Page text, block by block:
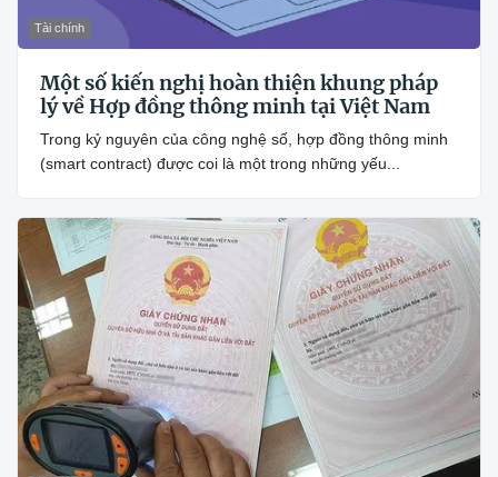
Tài chính
Một số kiến nghị hoàn thiện khung pháp
lý về Hợp đồng thông minh tại Việt Nam
Trong kỷ nguyên của công nghệ số, hợp đồng thông minh
(smart contract) được coi là một trong những yếu...